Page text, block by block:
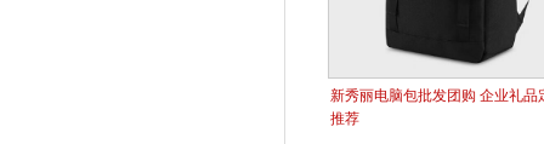
新秀丽电脑包批发团购 企业礼品
推荐